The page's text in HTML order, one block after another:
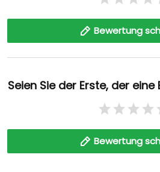
Bewertung
Seien Sie der Erste, der
Bewertung